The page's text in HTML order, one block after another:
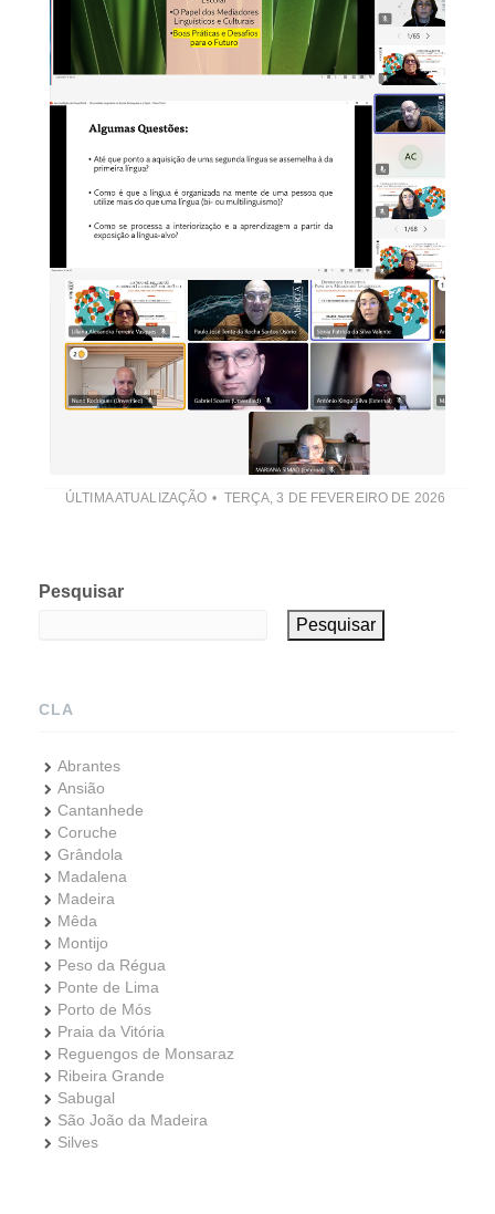
ÚLTIMA ATUALIZAÇÃO TERÇA, 3 DE FEVEREIRO DE 2026
Pesquisar
Pesquisar
CLA
Abrantes
Ansião
Cantanhede
Coruche
Grândola
Madalena
Madeira
Mêda
Montijo
Peso da Régua
Ponte de Lima
Porto de Mós
Praia da Vitória
Reguengos de Monsaraz
Ribeira Grande
Sabugal
São João da Madeira
Silves